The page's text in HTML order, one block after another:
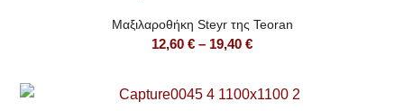
17,70 €
Μαξιλαροθήκη Steyr της Teoran
12,60 € – 19,40 €Price
12,60 €